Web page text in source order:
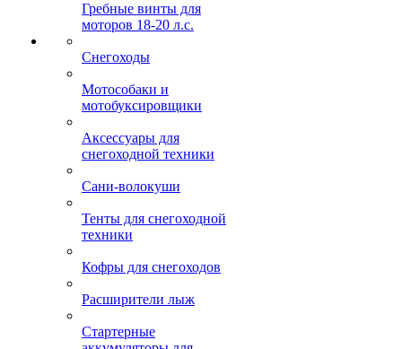
Гребные винты для
моторов 18-20 л.с.
Снегоходы
Мотособаки и
мотобуксировщики
Аксессуары для
снегоходной техники
Сани-волокуши
Тенты для снегоходной
техники
Кофры для снегоходов
Расширители лыж
Стартерные